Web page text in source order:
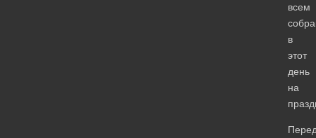
всем
в
этот
день
на